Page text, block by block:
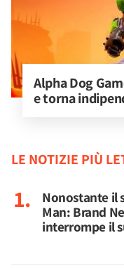
Alpha Dog
e torna
LE NOTIZIE PIÙ
Nonostante il
Man: Brand
interrompe il